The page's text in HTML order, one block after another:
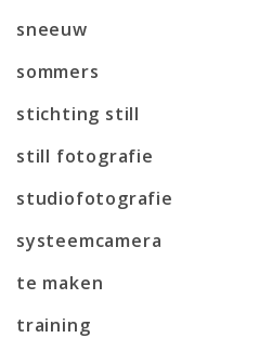
sneeuw
sommers
stichting still
still fotografie
studiofotografie
systeemcamera
te maken
training